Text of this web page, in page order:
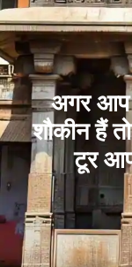
अगर आप
शौकीन हैं
टूर